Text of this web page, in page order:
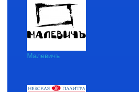
Малевичъ